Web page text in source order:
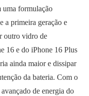
uma formulação
a primeira geração e
outro vidro de
16 e do iPhone 16 Plus
ainda maior e dissipar
da bateria. Com o
de energia do